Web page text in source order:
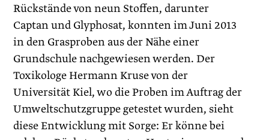
Rückstände von neun Stoffen, darunter
Captan und Glyphosat, konnten im Juni 2013
in den Grasproben aus der Nähe einer
Grundschule nachgewiesen werden. Der
Toxikologe Hermann Kruse von der
Universität Kiel, wo die Proben im Auftrag der
Umweltschutzgruppe getestet wurden, sieht
diese Entwicklung mit Sorge: Er könne bei